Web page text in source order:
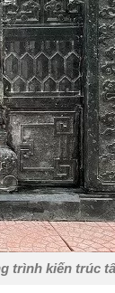
trình kiến trúc